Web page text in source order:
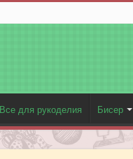
Все для рукоделия Бисер